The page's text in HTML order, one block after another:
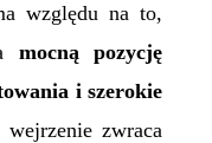
względu na to,
mocną pozycję
i szerokie
zwraca